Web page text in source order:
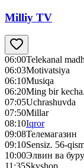
Milliy TV
06:00Telekanal
06:03Motivatsiya
06:10Musiqa
06:20Ming bir
07:05Uchrashuvda
07:50Millar
08:10Iqror
09:08Телемагазин
09:10Sensiz. 56-
10:00Элвин ва